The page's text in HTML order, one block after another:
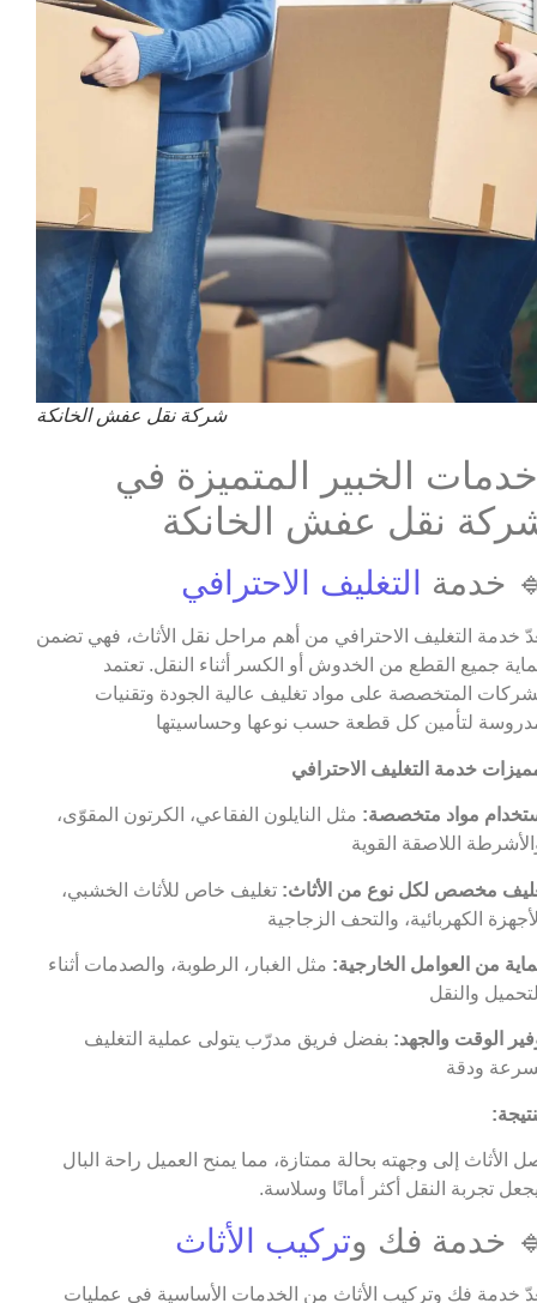
شركة نقل عفش الخانكة
الخبير المتميزة في
نقل عفش الخانكة
خدمة التغليف الاحترافي
خدمة التغليف الاحترافي من أهم مراحل نقل الأثاث، فهي تضمن
جميع القطع من الخدوش أو الكسر أثناء النقل. تعتمد
المتخصصة على مواد تغليف عالية الجودة وتقنيات
مواد متخصصة: مثل النايلون الفقاعي، الكرتون المقوّى،
مخصص لكل نوع من الأثاث: تغليف خاص للأثاث الخشبي،
من العوامل الخارجية: مثل الغبار، الرطوبة، والصدمات أثناء
الوقت والجهد: بفضل فريق مدرّب يتولى عملية التغليف
الأثاث إلى وجهته بحالة ممتازة، مما يمنح العميل راحة البال
تجربة النقل أكثر أمانًا وسلاسة.
خدمة فك وتركيب الأثاث
خدمة فك وتركيب الأثاث من الخدمات الأساسية في عمليات